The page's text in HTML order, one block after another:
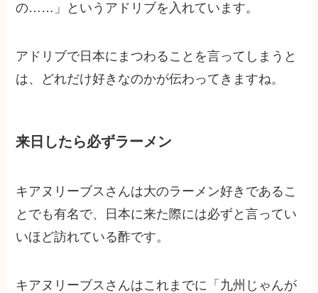
の……」というアドリブを入れています。
アドリブで日本にまつわることを言ってしまうと
は、どれだけ好きなのかが伝わってきますね。
来日したら必ずラーメン
キアヌリーブスさんは大のラーメン好きであるこ
とでも有名で、日本に来た際には必ずと言ってい
いほど訪れている酢です。
キアヌリーブスさんはこれまでに「九州じゃんが